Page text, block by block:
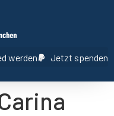
werden Jetzt spenden